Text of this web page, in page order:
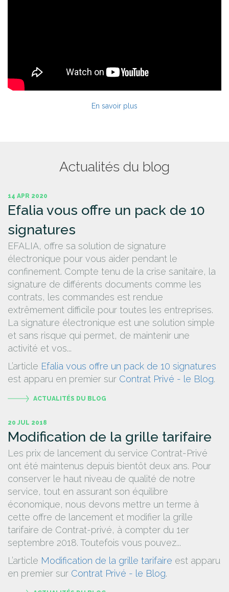
En savoir plus
Actualités du blog
14 APR 2020
Efalia vous offre un pack de 10
signatures
EFALIA, offre sa solution de signature
électronique pour vous aider pendant le
confinement. Compte tenu de la crise sanitaire, la
signature de différents documents comme les
contrats, les commandes est rendue
extrêmement difficile pour toutes les entreprises.
La signature électronique est une solution simple
et sans risque qui permet, de maintenir une
activité et vos...
L’article Efalia vous offre un pack de 10 signatures
est apparu en premier sur Contrat Privé - le Blog.
ACTUALITÉS DU BLOG
20 JUL 2018
Modification de la grille tarifaire
Les prix de lancement du service Contrat-Privé
ont été maintenus depuis bientôt deux ans. Pour
conserver le haut niveau de qualité de notre
service, tout en assurant son équilibre
économique, nous devons mettre un terme à
cette offre de lancement et modifier la grille
tarifaire de Contrat-privé, à compter du 1er
septembre 2018. Toutefois vous pouvez...
L’article Modification de la grille tarifaire est apparu
en premier sur Contrat Privé - le Blog.